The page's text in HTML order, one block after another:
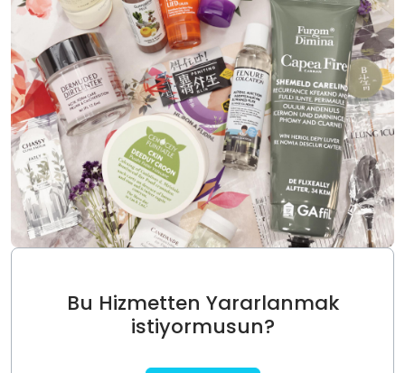
Bu Hizmetten Yararlanmak
istiyormusun?